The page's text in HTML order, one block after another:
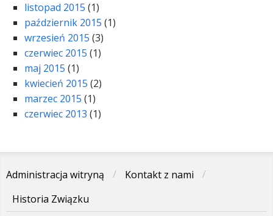
listopad 2015 (1)
październik 2015 (1)
wrzesień 2015 (3)
czerwiec 2015 (1)
maj 2015 (1)
kwiecień 2015 (2)
marzec 2015 (1)
czerwiec 2013 (1)
Administracja witryną
Kontakt z nami
Historia Związku